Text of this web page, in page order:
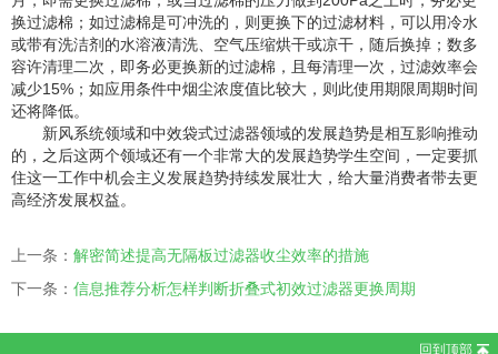
换过滤棉；如过滤棉是可冲洗的，则更换下的过滤材料，可以用冷水
或带有洗洁剂的水溶液清洗、空气压缩烘干或凉干，随后换掉；数多
容许清理二次，即务必更换新的过滤棉，且每清理一次，过滤效率会
减少15%；如应用条件中烟尘浓度值比较大，则此使用期限周期时间
还将降低。
新风系统领域和中效袋式过滤器领域的发展趋势是相互影响推动
的，之后这两个领域还有一个非常大的发展趋势学生空间，一定要抓
住这一工作中机会主义发展趋势持续发展壮大，给大量消费者带去更
高经济发展权益。
上一条： 解密简述提高无隔板过滤器收尘效率的措施
下一条： 信息推荐分析怎样判断折叠式初效过滤器更换周期
回到顶部